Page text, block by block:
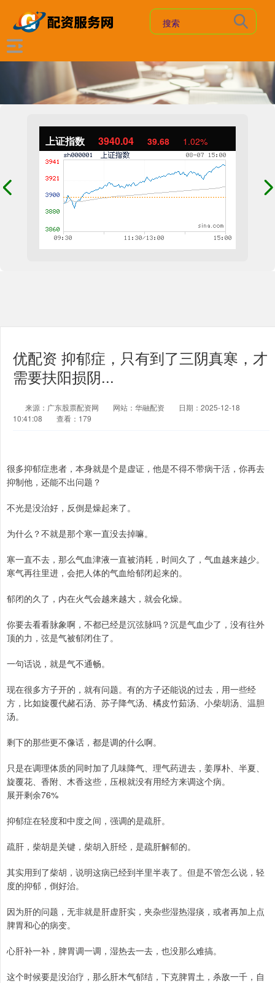
上证指数 3940.04 39.68 1.02%
优配资 抑郁症，只有到了三阴真寒，才
需要扶阳损阴...
来源：广东股票配资网 网站：华融配资
日期：2025-12-18
10:41:08
查看：179
很多抑郁症患者，本身就是个是虚证，他是不得不带病干活，你再去
抑制他，还能不出问题？
不光是没治好，反倒是燥起来了。
为什么？不就是那个寒一直没去掉嘛。
寒一直不去，那么气血津液一直被消耗，时间久了，气血越来越少。
寒气再往里进，会把人体的气血给郁闭起来的。
郁闭的久了，内在火气会越来越大，就会化燥。
你要去看看脉象啊，不都已经是沉弦脉吗？沉是气血少了，没有往外
顶的力，弦是气被郁闭住了。
一句话说，就是气不通畅。
现在很多方子开的，就有问题。有的方子还能说的过去，用一些经
方，比如旋覆代赭石汤、苏子降气汤、橘皮竹茹汤、小柴胡汤、温胆
汤。
剩下的那些更不像话，都是调的什么啊。
只是在调理体质的同时加了几味降气、理气药进去，姜厚朴、半夏、
旋覆花、香附、木香这些，压根就没有用经方来调这个病。
展开剩余76%
抑郁症在轻度和中度之间，强调的是疏肝。
疏肝，柴胡是关键，柴胡入肝经，是疏肝解郁的。
其实用到了柴胡，说明这病已经到半里半表了。但是不管怎么说，轻
度的抑郁，倒好治。
因为肝的问题，无非就是肝虚肝实，夹杂些湿热湿痰，或者再加上点
脾胃和心的病变。
心肝补一补，脾胃调一调，湿热去一去，也没那么难搞。
这个时候要是没治疗，那么肝木气郁结，下克脾胃土，杀敌一千，自